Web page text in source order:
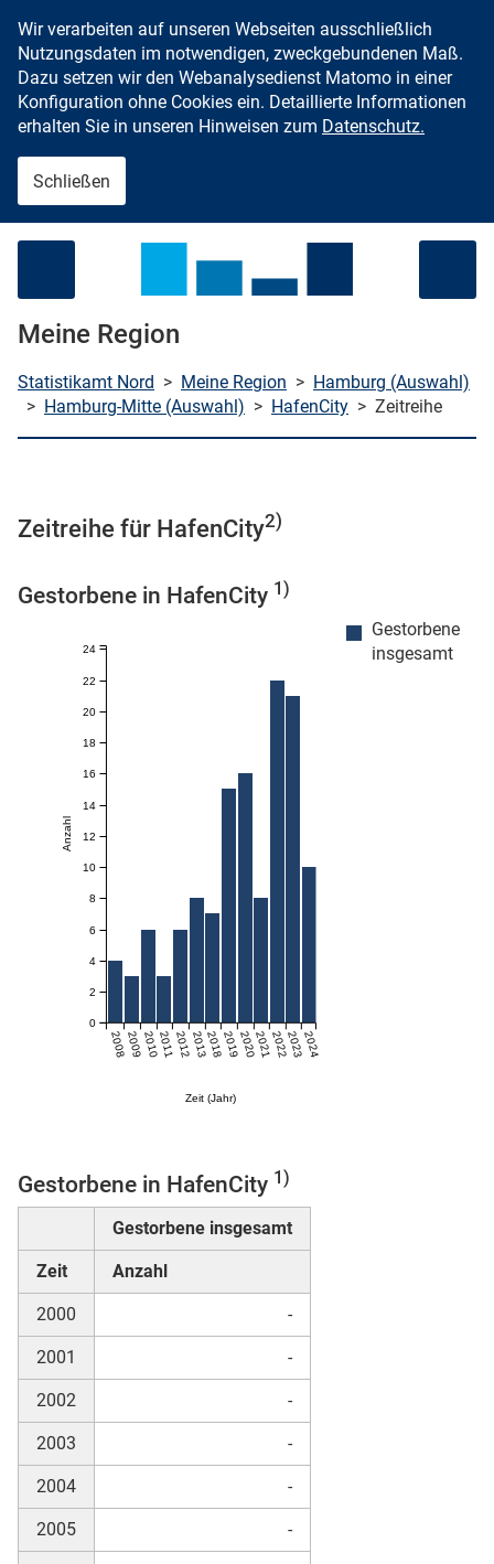
Zum Inhalt springen
(Mikrozensus)
Wir verarbeiten auf unseren Webseiten ausschließlich
Nutzungsdaten im notwendigen, zweckgebundenen Maß.
Dazu setzen wir den Webanalysedienst Matomo in einer
Konfiguration ohne Cookies ein. Detaillierte Informationen
erhalten Sie in unseren Hinweisen zum Datenschutz.
Schließen
Meine Region
Statistikamt Nord > Meine Region > Hamburg (Auswahl)
> Hamburg-Mitte (Auswahl) > HafenCity > Zeitreihe
Zeitreihe für HafenCity2)
Gestorbene in HafenCity 1)
Gestorbene
insgesamt
Zeit (Jahr)
2008200920102011201220132018201920202021202220232024
Anzahl
0
2
4
6
8
10
12
14
16
18
20
22
24
Gestorbene in HafenCity 1)
Gestorbene insgesamt
Zeit Anzahl
2000 -
2001 -
2002 -
2003 -
2004 -
2005 -